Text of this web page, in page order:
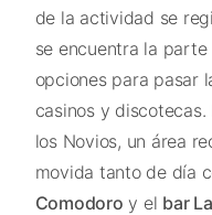
de la actividad se
se encuentra la
opciones para pasar
casinos y
los Novios, un área
movida tanto de día
Comodoro y el bar